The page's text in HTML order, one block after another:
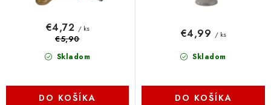
Skladom
€4,72 / ks
€5,90
DO KOŠÍKA
Skladom
€4,99 / ks
DO KOŠÍKA